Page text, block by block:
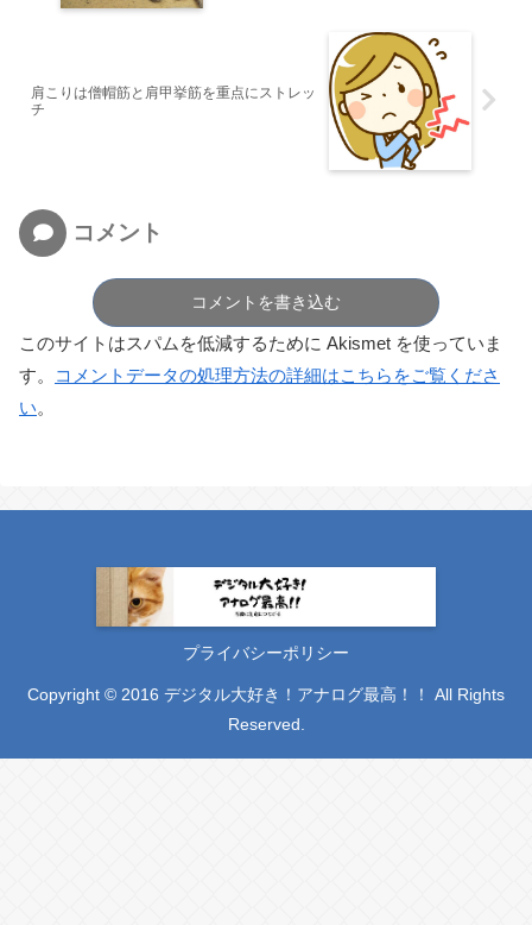
肩こりは僧帽筋と肩甲挙筋を重点にストレッ
チ
コメント
コメントを書き込む
このサイトはスパムを低減するために Akismet を使っていま
す。
コメントデータの処理方法の詳細はこちらをご覧くださ
い。
プライバシーポリシー
Copyright © 2016 デジタル大好き！アナログ最高！！ All Rights
Reserved.